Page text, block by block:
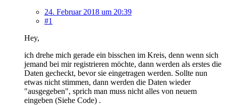
24. Februar 2018 um 20:39
#1
Hey,
ich drehe mich gerade ein bisschen im Kreis, denn wenn sich
jemand bei mir registrieren möchte, dann werden als erstes die
Daten gecheckt, bevor sie eingetragen werden. Sollte nun
etwas nicht stimmen, dann werden die Daten wieder
"ausgegeben", sprich man muss nicht alles von neuem
eingeben (Siehe Code) .